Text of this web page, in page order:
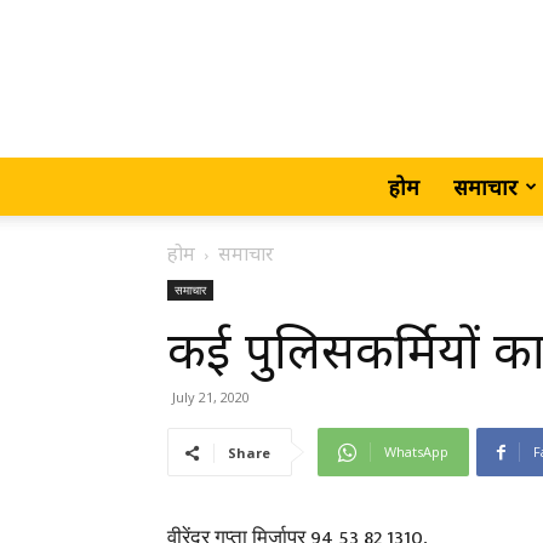
होम समाचार
होम समाचार
समाचार
कई पुलिसकर्मियों
July 21, 2020
Share WhatsApp